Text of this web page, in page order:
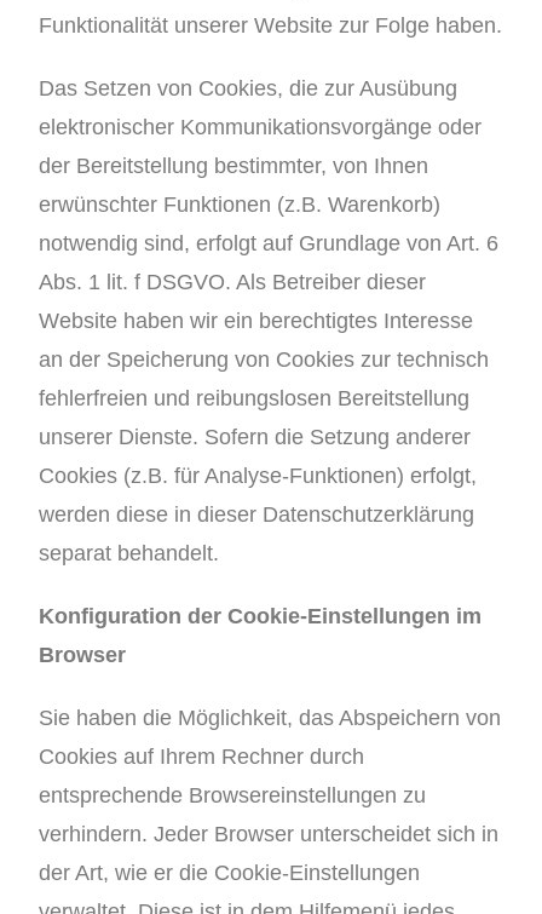
Funktionalität unserer Website zur Folge haben.
Das Setzen von Cookies, die zur Ausübung
elektronischer Kommunikationsvorgänge oder
der Bereitstellung bestimmter, von Ihnen
erwünschter Funktionen (z.B. Warenkorb)
notwendig sind, erfolgt auf Grundlage von Art. 6
Abs. 1 lit. f DSGVO. Als Betreiber dieser
Website haben wir ein berechtigtes Interesse
an der Speicherung von Cookies zur technisch
fehlerfreien und reibungslosen Bereitstellung
unserer Dienste. Sofern die Setzung anderer
Cookies (z.B. für Analyse-Funktionen) erfolgt,
werden diese in dieser Datenschutzerklärung
separat behandelt.
Konfiguration der Cookie-Einstellungen im
Browser
Sie haben die Möglichkeit, das Abspeichern von
Cookies auf Ihrem Rechner durch
entsprechende Browsereinstellungen zu
verhindern. Jeder Browser unterscheidet sich in
der Art, wie er die Cookie-Einstellungen